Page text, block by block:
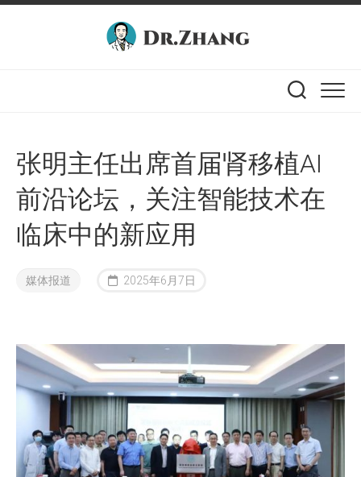
Skip
张明主任出席首届肾移植AI
前沿论坛，关注智能技术在
临床中的新应用
媒体报道 2025年6月7日